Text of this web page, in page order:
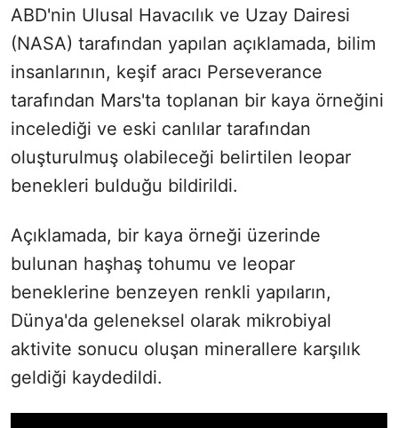
ABD'nin Ulusal Havacılık ve Uzay Dairesi
(NASA) tarafından yapılan açıklamada, bilim
insanlarının, keşif aracı Perseverance
tarafından Mars'ta toplanan bir kaya örneğini
incelediği ve eski canlılar tarafından
oluşturulmuş olabileceği belirtilen leopar
benekleri bulduğu bildirildi.
Açıklamada, bir kaya örneği üzerinde
bulunan haşhaş tohumu ve leopar
beneklerine benzeyen renkli yapıların,
Dünya'da geleneksel olarak mikrobiyal
aktivite sonucu oluşan minerallere karşılık
geldiği kaydedildi.